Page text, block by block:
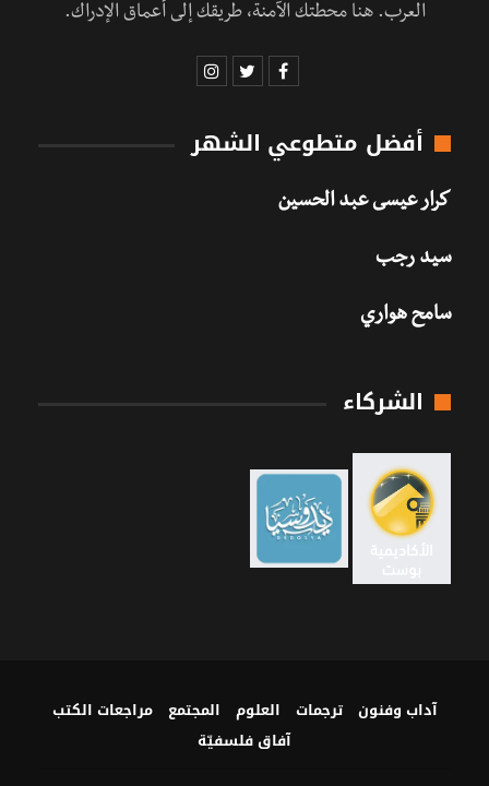
العرب. هنا محطتك الآمنة، طريقك إلى أعماق الإدراك.
أفضل متطوعي الشهر
كرار عيسى عبد الحسين
سيد رجب
سامح هواري
الشركاء
آداب وفنون ترجمات العلوم المجتمع
مراجعات الكتب
آفاق فلسفيّة‎